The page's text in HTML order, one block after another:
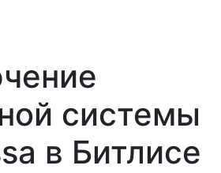
системы
в Битлисе